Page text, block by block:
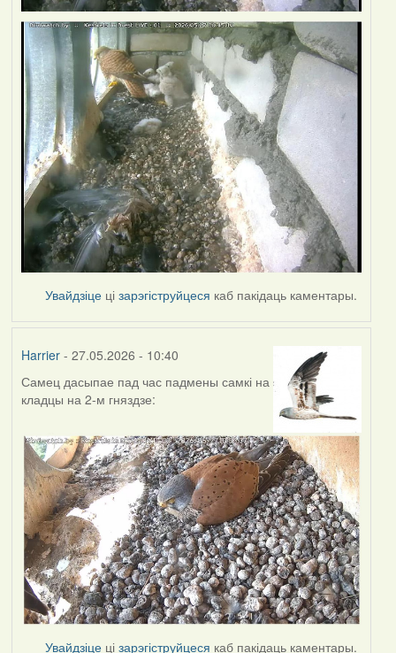
Увайдзіце цізарэгіструйцеся каб пакідаць каментары.
Harrier- 27.05.2026 - 10:40
Самец дасыпае пад час падмены самкі на
кладцы на 2-м гняздзе:
Увайдзіце цізарэгіструйцеся каб пакідаць каментары.